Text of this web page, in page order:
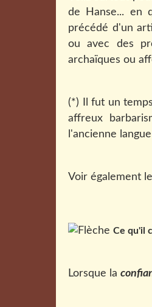
de Hanse... en
précédé d'un
ou avec des
archaïques ou
(*) Il fut un
affreux
l'ancienne
Voir également
Ce qu'il
Lorsque la